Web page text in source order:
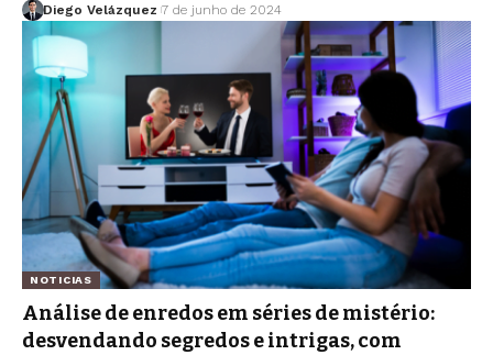
Diego Velázquez 7 de junho de 2024
NOTICIAS
Análise de enredos em séries de mistério:
desvendando segredos e intrigas, com